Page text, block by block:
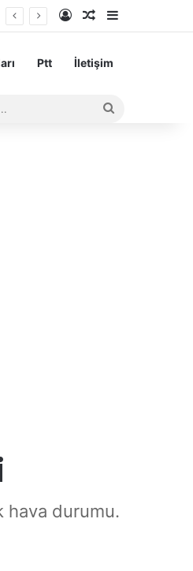
Kayıt OlRastgele Makale
Ptt İletişim
hava durumu.